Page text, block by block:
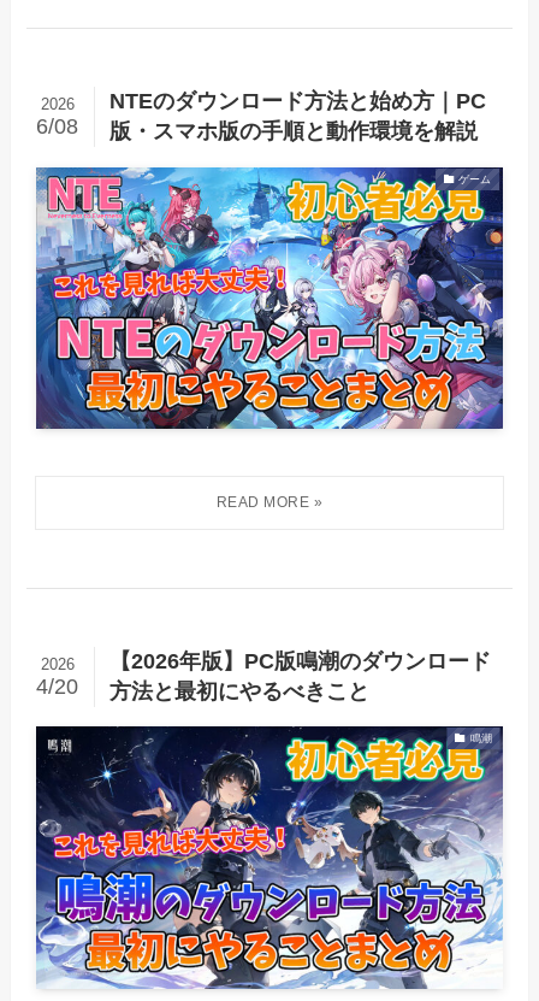
NTEのダウンロード方法と始め方｜PC
版・スマホ版の手順と動作環境を解説
2026
6/08
ゲーム
【2026年版】PC版鳴潮のダウンロード
方法と最初にやるべきこと
2026
4/20
鳴潮